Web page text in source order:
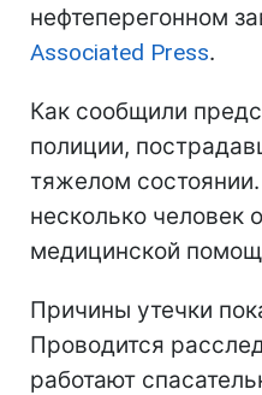
нефтеперегонном
Associated Press.
Как сообщили
полиции,
тяжелом
несколько человек
медицинской
Причины утечки
Проводится
работают